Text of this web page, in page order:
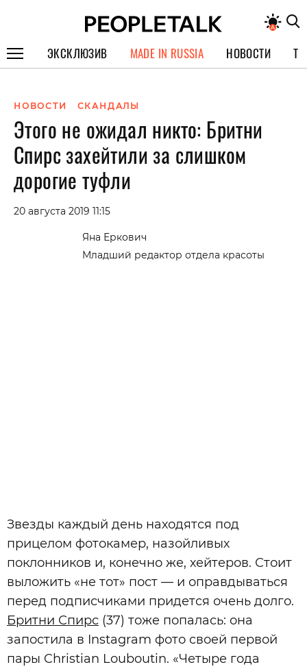
ЭКСКЛЮЗИВ
СПЕЦПРОЕКТЫ
ИНТЕРВЬЮ
ПОКОЛЕНИЕ
MADE IN RUSSIA НОВОСТИ
НОВОСТИ СКАНДАЛЫ
Этого не ожидал никто: Бритни
Спирс захейтили за слишком
дорогие туфли
20 августа 2019 11:15
Яна Еркович
Младший редактор отдела красоты
Звезды каждый день находятся под
прицелом фотокамер, назойливых
поклонников и, конечно же, хейтеров. Стоит
выложить «не тот» пост — и оправдываться
перед подписчиками придется очень долго.
Бритни Спирс (37) тоже попалась: она
запостила в Instagram фото своей первой
пары Christian Louboutin. «Четыре года